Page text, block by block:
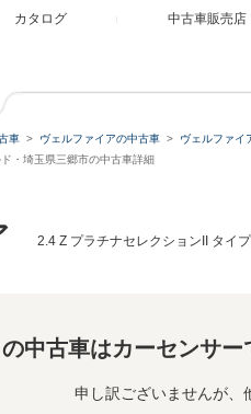
カタログ 中古車販売店
車 ヴェルファイアの中古車 ヴェルファイ
・埼玉県三郷市の中古車詳細
2.4 Z プラチナセレクションII タイ
の中古車はカーセンサ
申し訳ございませんが、